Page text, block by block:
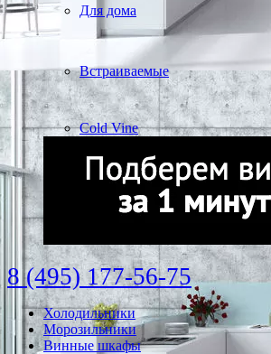
Для дома
Встраиваемые
Cold Vine
8 (495) 177-56-75
Холодильники
Морозильники
Винные шкафы